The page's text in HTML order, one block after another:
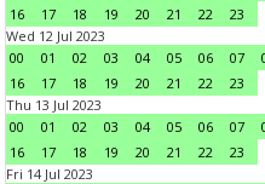
16
17 18 19 20 21 22
23
Wed 12 Jul 2023
00
01 02 03 04 05 06 07
16
17 18 19 20 21 22
23
Thu 13 Jul 2023
00
01 02 03 04 05 06 07
16
17 18 19 20 21 22
23
Fri 14 Jul 2023